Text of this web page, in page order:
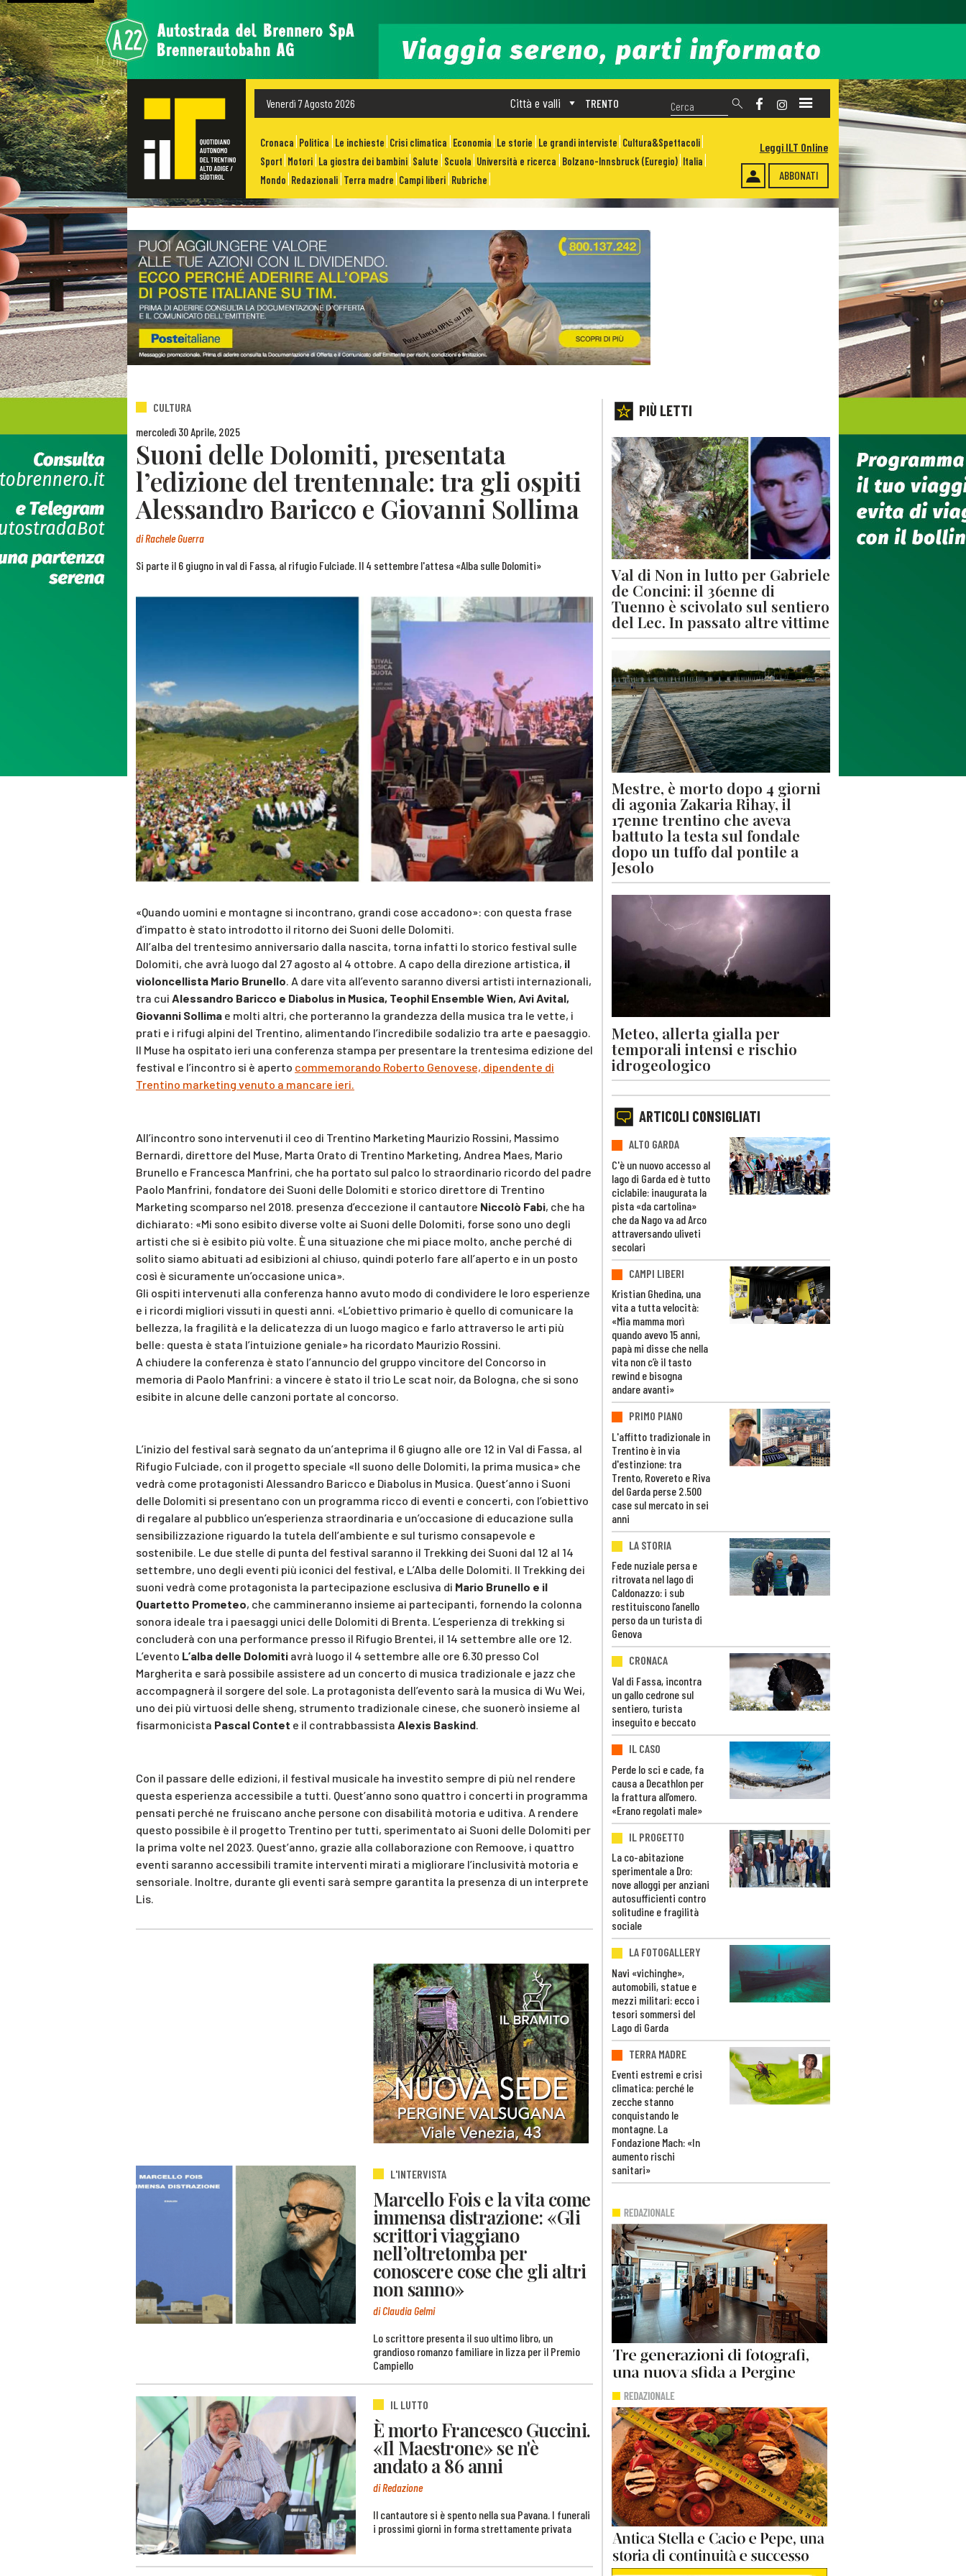
Venerdì 7 Agosto 2026 TRENTO
Città e valli
Cronaca Politica Le inchieste Crisi climatica Economia Le storie Le grandi interviste Cultura&Spettacoli
Sport Motori La giostra dei bambini Salute Scuola Università e ricerca Bolzano-Innsbruck (Euregio) Italia
Mondo Redazionali Terra madre Campi liberi Rubriche ABBONATI
Leggi ILT Online
CULTURA
mercoledì 30 Aprile, 2025
Suoni delle Dolomiti, presentata
l’edizione del trentennale: tra gli ospiti
Alessandro Baricco e Giovanni Sollima
diRachele Guerra
Si parte il 6 giugno in val di Fassa, al rifugio Fulciade. Il 4 settembre l'attesa «Alba sulle Dolomiti»
«Quando uomini e montagne si incontrano, grandi cose accadono»: con questa frase
d’impatto è stato introdotto il ritorno dei Suoni delle Dolomiti.
All’alba del trentesimo anniversario dalla nascita, torna infatti lo storico festival sulle
Dolomiti, che avrà luogo dal 27 agosto al 4 ottobre. A capo della direzione artistica, il
violoncellista Mario Brunello. A dare vita all’evento saranno diversi artisti internazionali,
tra cui Alessandro Baricco e Diabolus in Musica, Teophil Ensemble Wien, Avi Avital,
Giovanni Sollima e molti altri, che porteranno la grandezza della musica tra le vette, i
prati e i rifugi alpini del Trentino, alimentando l’incredibile sodalizio tra arte e paesaggio.
Il Muse ha ospitato ieri una conferenza stampa per presentare la trentesima edizione del
festival e l’incontro si è aperto commemorando Roberto Genovese, dipendente di
Trentino marketing venuto a mancare ieri.
All’incontro sono intervenuti il ceo di Trentino Marketing Maurizio Rossini, Massimo
Bernardi, direttore del Muse, Marta Orato di Trentino Marketing, Andrea Maes, Mario
Brunello e Francesca Manfrini, che ha portato sul palco lo straordinario ricordo del padre
Paolo Manfrini, fondatore dei Suoni delle Dolomiti e storico direttore di Trentino
Marketing scomparso nel 2018. presenza d’eccezione il cantautore Niccolò Fabi, che ha
dichiarato: «Mi sono esibito diverse volte ai Suoni delle Dolomiti, forse sono uno degli
artisti che si è esibito più volte. È una situazione che mi piace molto, anche perché di
solito siamo abituati ad esibizioni al chiuso, quindi poterlo fare all’aperto e in un posto
così è sicuramente un’occasione unica».
Gli ospiti intervenuti alla conferenza hanno avuto modo di condividere le loro esperienze
e i ricordi migliori vissuti in questi anni. «L’obiettivo primario è quello di comunicare la
bellezza, la fragilità e la delicatezza di un luogo magico e farlo attraverso le arti più
belle: questa è stata l’intuizione geniale» ha ricordato Maurizio Rossini.
A chiudere la conferenza è stato l’annuncio del gruppo vincitore del Concorso in
memoria di Paolo Manfrini: a vincere è stato il trio Le scat noir, da Bologna, che si sono
esibite in alcune delle canzoni portate al concorso.
L’inizio del festival sarà segnato da un’anteprima il 6 giugno alle ore 12 in Val di Fassa, al
Rifugio Fulciade, con il progetto speciale «Il suono delle Dolomiti, la prima musica» che
vedrà come protagonisti Alessandro Baricco e Diabolus in Musica. Quest’anno i Suoni
delle Dolomiti si presentano con un programma ricco di eventi e concerti, con l’obiettivo
di regalare al pubblico un’esperienza straordinaria e un’occasione di educazione sulla
sensibilizzazione riguardo la tutela dell’ambiente e sul turismo consapevole e
sostenibile. Le due stelle di punta del festival saranno il Trekking dei Suoni dal 12 al 14
settembre, uno degli eventi più iconici del festival, e L’Alba delle Dolomiti. Il Trekking dei
suoni vedrà come protagonista la partecipazione esclusiva di Mario Brunello e il
Quartetto Prometeo, che cammineranno insieme ai partecipanti, fornendo la colonna
sonora ideale tra i paesaggi unici delle Dolomiti di Brenta. L’esperienza di trekking si
concluderà con una performance presso il Rifugio Brentei, il 14 settembre alle ore 12.
L’evento L’alba delle Dolomiti avrà luogo il 4 settembre alle ore 6.30 presso Col
Margherita e sarà possibile assistere ad un concerto di musica tradizionale e jazz che
accompagnerà il sorgere del sole. La protagonista dell’evento sarà la musica di Wu Wei,
uno dei più virtuosi delle sheng, strumento tradizionale cinese, che suonerò insieme al
fisarmonicista Pascal Contet e il contrabbassista Alexis Baskind.
Con il passare delle edizioni, il festival musicale ha investito sempre di più nel rendere
questa esperienza accessibile a tutti. Quest’anno sono quattro i concerti in programma
pensati perché ne fruiscano anche persone con disabilità motoria e uditiva. A rendere
questo possibile è il progetto Trentino per tutti, sperimentato ai Suoni delle Dolomiti per
la prima volte nel 2023. Quest’anno, grazie alla collaborazione con Remoove, i quattro
eventi saranno accessibili tramite interventi mirati a migliorare l’inclusività motoria e
sensoriale. Inoltre, durante gli eventi sarà sempre garantita la presenza di un interprete
Lis.
L'INTERVISTA
Marcello Fois e la vita come
immensa distrazione: «Gli
scrittori viaggiano
nell’oltretomba per
conoscere cose che gli altri
non sanno»
di Claudia Gelmi
Lo scrittore presenta il suo ultimo libro, un
grandioso romanzo familiare in lizza per il Premio
Campiello
IL LUTTO
È morto Francesco Guccini.
«Il Maestrone» se n'è
andato a 86 anni
di Redazione
Il cantautore si è spento nella sua Pavana. I funerali
i prossimi giorni in forma strettamente privata
PIÙ LETTI
Val di Non in lutto per Gabriele
de Concini: il 36enne di
Tuenno è scivolato sul sentiero
del Lec. In passato altre vittime
Mestre, è morto dopo 4 giorni
di agonia Zakaria Rihay, il
17enne trentino che aveva
battuto la testa sul fondale
dopo un tuffo dal pontile a
Jesolo
Meteo, allerta gialla per
temporali intensi e rischio
idrogeologico
ARTICOLI CONSIGLIATI
ALTO GARDA
C'è un nuovo accesso al
lago di Garda ed è tutto
ciclabile: inaugurata la
pista «da cartolina»
che da Nago va ad Arco
attraversando uliveti
secolari
CAMPI LIBERI
Kristian Ghedina, una
vita a tutta velocità:
«Mia mamma morì
quando avevo 15 anni,
papà mi disse che nella
vita non c’è il tasto
rewind e bisogna
andare avanti»
PRIMO PIANO
L'affitto tradizionale in
Trentino è in via
d'estinzione: tra
Trento, Rovereto e Riva
del Garda perse 2.500
case sul mercato in sei
anni
LA STORIA
Fede nuziale persa e
ritrovata nel lago di
Caldonazzo: i sub
restituiscono l’anello
perso da un turista di
Genova
CRONACA
Val di Fassa, incontra
un gallo cedrone sul
sentiero, turista
inseguito e beccato
IL CASO
Perde lo sci e cade, fa
causa a Decathlon per
la frattura all’omero.
«Erano regolati male»
IL PROGETTO
La co-abitazione
sperimentale a Dro:
nove alloggi per anziani
autosufficienti contro
solitudine e fragilità
sociale
LA FOTOGALLERY
Navi «vichinghe»,
automobili, statue e
mezzi militari: ecco i
tesori sommersi del
Lago di Garda
TERRA MADRE
Eventi estremi e crisi
climatica: perché le
zecche stanno
conquistando le
montagne. La
Fondazione Mach: «In
aumento rischi
sanitari»